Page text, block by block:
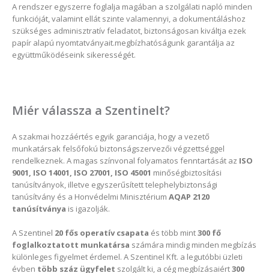
A rendszer egyszerre foglalja magában a szolgálati napló minden
funkcióját, valamint ellát szinte valamennyi, a dokumentáláshoz
szükséges adminisztratív feladatot, biztonságosan kiváltja ezek
papír alapú nyomtatványait.megbízhatóságunk garantálja az
együttműködéseink sikerességét.
Miér válassza a Szentinelt?
A szakmai hozzáértés egyik garanciája, hogy a vezető
munkatársak felsőfokú biztonságszervezői végzettséggel
rendelkeznek. A magas színvonal folyamatos fenntartását az ISO
9001, ISO 14001, ISO 27001, ISO 45001 minőségbiztosítási
tanúsítványok, illetve egyszerűsített telephelybiztonsági
tanúsítvány és a Honvédelmi Minisztérium AQAP 2120
tanúsítványa is igazolják.
A Szentinel 20 fős operatív csapata és több mint300 fő
foglalkoztatott munkatársa számára mindig minden megbízás
különleges figyelmet érdemel. A Szentinel Kft. a legutóbbi üzleti
évben több száz ügyfelet szolgált ki, a cég megbízásaiért300